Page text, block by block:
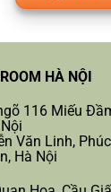
HÀ NỘI
116 Miếu
Văn Linh,
Hà Nội